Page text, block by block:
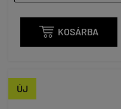
 KOSÁRBA
ÚJ